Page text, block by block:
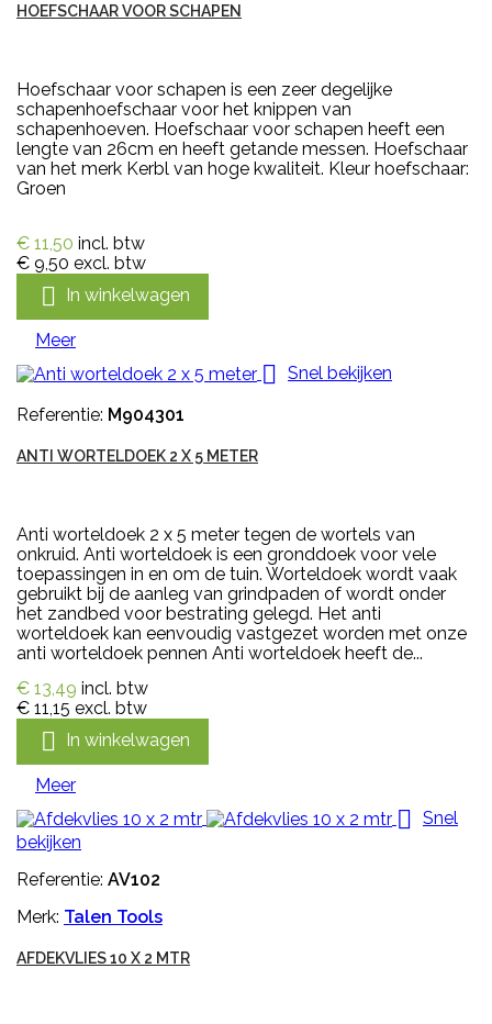
HOEFSCHAAR VOOR SCHAPEN
Hoefschaar voor schapen is een zeer degelijke
schapenhoefschaar voor het knippen van
schapenhoeven. Hoefschaar voor schapen heeft een
lengte van 26cm en heeft getande messen. Hoefschaar
van het merk Kerbl van hoge kwaliteit. Kleur hoefschaar:
Groen
€ 11,50 incl. btw
€ 9,50 excl. btw
 In winkelwagen
Meer
 Snel bekijken
Referentie: M904301
ANTI WORTELDOEK 2 X 5 METER
Anti worteldoek 2 x 5 meter tegen de wortels van
onkruid. Anti worteldoek is een gronddoek voor vele
toepassingen in en om de tuin. Worteldoek wordt vaak
gebruikt bij de aanleg van grindpaden of wordt onder
het zandbed voor bestrating gelegd. Het anti
worteldoek kan eenvoudig vastgezet worden met onze
anti worteldoek pennen Anti worteldoek heeft de...
€ 13,49 incl. btw
€ 11,15 excl. btw
 In winkelwagen
Meer
 Snel
bekijken
Referentie: AV102
Merk: Talen Tools
AFDEKVLIES 10 X 2 MTR